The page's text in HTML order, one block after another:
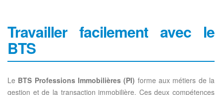
Travailler facilement avec le
BTS
Le BTS Professions Immobilières (PI) forme aux métiers de la
gestion et de la transaction immobilière. Ces deux compétences